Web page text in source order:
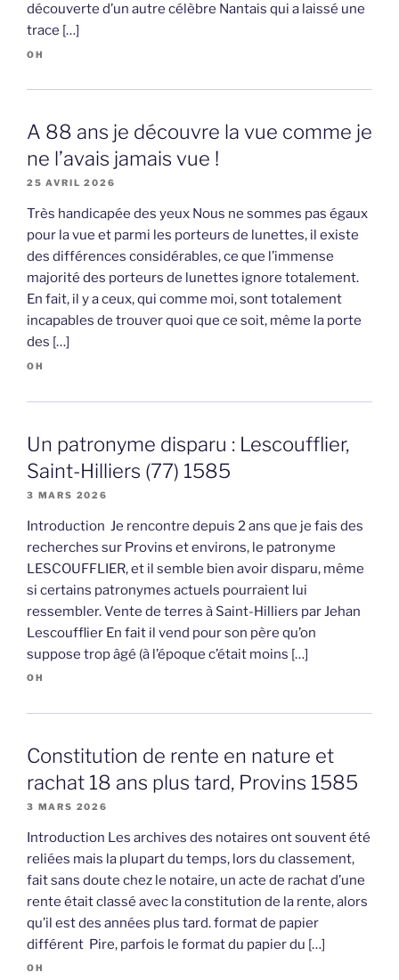
découverte d’un autre célèbre Nantais qui a laissé une
trace […]
OH
A 88 ans je découvre la vue comme je
ne l’avais jamais vue !
25 AVRIL 2026
Très handicapée des yeux Nous ne sommes pas égaux
pour la vue et parmi les porteurs de lunettes, il existe
des différences considérables, ce que l’immense
majorité des porteurs de lunettes ignore totalement.
En fait, il y a ceux, qui comme moi, sont totalement
incapables de trouver quoi que ce soit, même la porte
des […]
OH
Un patronyme disparu : Lescoufflier,
Saint-Hilliers (77) 1585
3 MARS 2026
Introduction Je rencontre depuis 2 ans que je fais des
recherches sur Provins et environs, le patronyme
LESCOUFFLIER, et il semble bien avoir disparu, même
si certains patronymes actuels pourraient lui
ressembler. Vente de terres à Saint-Hilliers par Jehan
Lescoufflier En fait il vend pour son père qu’on
suppose trop âgé (à l’époque c’était moins […]
OH
Constitution de rente en nature et
rachat 18 ans plus tard, Provins 1585
3 MARS 2026
Introduction Les archives des notaires ont souvent été
reliées mais la plupart du temps, lors du classement,
fait sans doute chez le notaire, un acte de rachat d’une
rente était classé avec la constitution de la rente, alors
qu’il est des années plus tard. format de papier
différent Pire, parfois le format du papier du […]
OH